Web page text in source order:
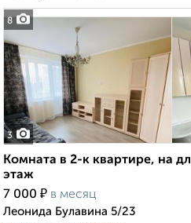
8
3
Комната в 2-к квартире, на
этаж
7 000 ₽ в месяц
Леонида Булавина 5/23